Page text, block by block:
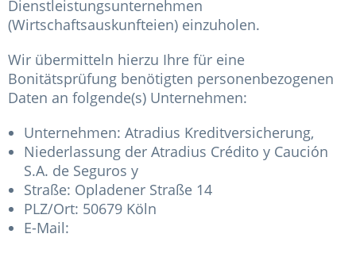
Dienstleistungsunternehmen
(Wirtschaftsauskunfteien) einzuholen.
Wir übermitteln hierzu Ihre für eine
Bonitätsprüfung benötigten personenbezogenen
Daten an folgende(s) Unternehmen:
Unternehmen: Atradius Kreditversicherung,
Niederlassung der Atradius Crédito y Caución
S.A. de Seguros y
Straße: Opladener Straße 14
PLZ/Ort: 50679 Köln
E-Mail: